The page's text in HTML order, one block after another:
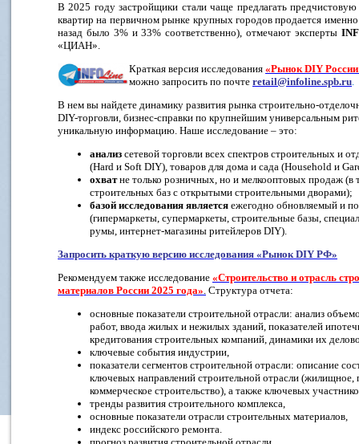
В 2025 году застройщики стали чаще предлагать
квартир на первичном рынке крупных городов продается
назад было 3% и 33% соответственно), отмечают эксперты
«ЦИАН».
Краткая версия исследования «Рынок DIY России
можно запросить по почте retail@infoline.spb.ru.
В нем вы найдете динамику развития рынка строительно-
DIY-торговли, бизнес-справки по крупнейшим универсальным
уникальную информацию. Наше исследование – это:
анализ сетевой торговли всех спектров строительных и
(Hard и Soft DIY), товаров для дома и сада (Household и
охватне только розничных, но и мелкооптовых продаж (в
строительных баз с открытыми строительными дворами);
базой исследования является ежегодно обновляемый и
(гипермаркеты, супермаркеты, строительные базы,
румы, интернет-магазины ритейлеров DIY).
Запросить краткую версию исследования «РынокDIY РФ»
Рекомендуем также исследование «Строительство и отрасль
материалов России 2025 года». Структура отчета:
основные показатели строительной отрасли: анализ
работ, ввода жилых и нежилых зданий, показателей
кредитования строительных компаний, динамики их
ключевые события индустрии,
показатели сегментов строительной отрасли: описание
ключевых направлений строительной отрасли
коммерческое строительство), а также ключевых
тренды развития строительного комплекса,
основные показатели отрасли строительных материалов,
индекс российского ремонта.